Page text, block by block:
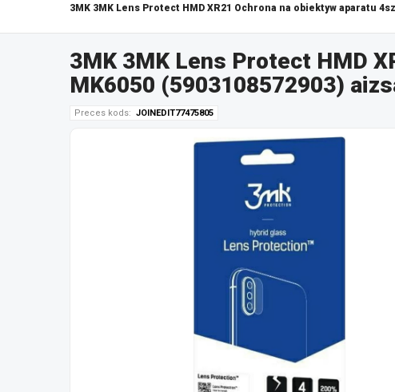
3MK 3MK Lens Protect HMD XR21 Ochrona na obiektyw aparatu
3MK 3MK Lens Protect HMD
MK6050 (5903108572903)
Preces kods: JOINEDIT77475805